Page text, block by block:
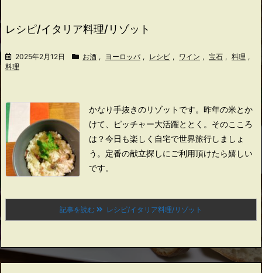
レシピ/イタリア料理/リゾット
2025年2月12日 お酒 , ヨーロッパ , レシピ , ワイン , 宝石 , 料理 ,
料理
かなり手抜きのリゾットです。 昨年の米とか
けて、
ピッチャー大活躍ととく。 そのこころ
は？今日も楽しく自宅で世界旅行しましょ
う。 定番の献立探しにご利用頂けたら嬉しい
です。
記事を読む レシピ/イタリア料理/リゾット